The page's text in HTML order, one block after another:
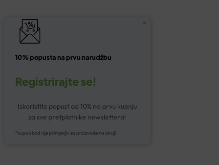
10% popusta na prvu narudžbu
Registrirajte se!
Iskoristite popust od 10% na prvu kupnju
za sve pretplatnike newslettera!
*kupon kod nije primjenjiv za proizvode na akciji